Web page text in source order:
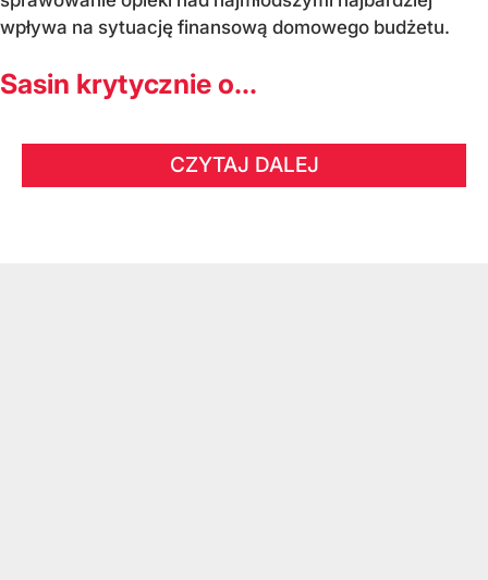
wpływa na sytuację finansową domowego budżetu.
Sasin krytycznie o...
CZYTAJ DALEJ